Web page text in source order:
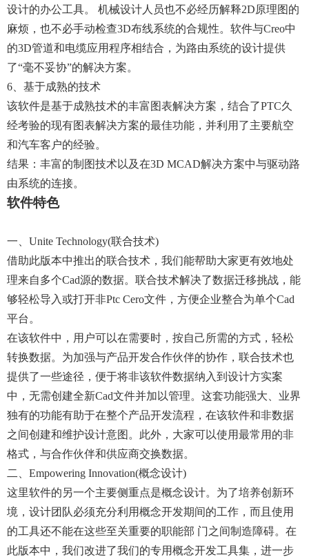
设计的办公工具。 机械设计人员也不必经历解释2D原理图的
麻烦，也不必手动检查3D布线系统的合规性。软件与Creo中
的3D管道和电缆应用程序相结合，为路由系统的设计提供
了“毫不妥协”的解决方案。
6、基于成熟的技术
该软件是基于成熟技术的丰富图表解决方案，结合了PTC久
经考验的现有图表解决方案的最佳功能，并利用了主要航空
和汽车客户的经验。
结果：丰富的制图技术以及在3D MCAD解决方案中与驱动路
由系统的连接。
软件特色
一、unite Technology(联合技术)
借助此版本中推出的联合技术，我们能帮助大家更有效地处
理来自多个cad源的数据。联合技术解决了数据迁移挑战，能
够轻松导入或打开非ptc Cero文件，方便企业整合为单个cad
平台。
在该软件中，用户可以在需要时，按自己所需的方式，轻松
转换数据。为加强与产品开发合作伙伴的协作，联合技术也
提供了一些途径，便于将非该软件数据纳入到设计方实案
中，无需创建全新cad文件并加以管理。这套功能强大、业界
独有的功能有助于在整个产品开发流程，在该软件和非数据
之间创建和维护设计意图。此外，大家可以使用最常用的非
格式，与合作伙伴和供应商交换数据。
二、empowering Innovation(概念设计)
这里软件的另一个主要侧重点是概念设计。为了培养创新环
境，设计团队必须充分利用概念开发期间的工作，而且使用
的工具还不能在这些至关重要的职能部 门之间制造障碍。在
此版本中，我们改进了我们的专用概念开发工具集，进一步